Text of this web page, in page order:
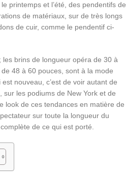
printemps et l’été, des pendentifs de
de matériaux, sur de très longs
de cuir, comme le pendentif ci-
les brins de longueur opéra de 30 à
48 à 60 pouces, sont à la mode
nouveau, c’est de voir autant de
les podiums de New York et de
look de ces tendances en matière de
sur toute la longueur du
de ce qui est porté.